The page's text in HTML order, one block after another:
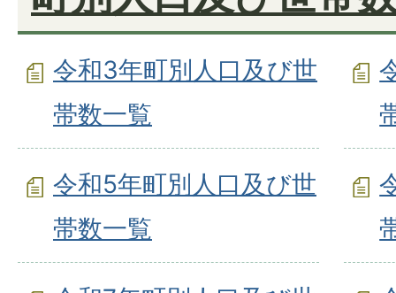
令和3年町別人口及び世
帯数一覧
令和5年町別人口及び世
帯数一覧